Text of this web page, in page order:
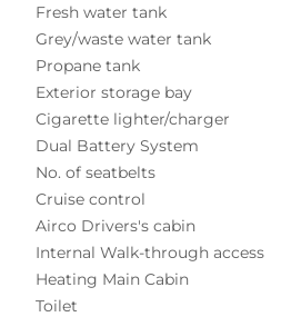
Fresh water tank
Grey/waste water tank
Propane tank
Exterior storage bay
Cigarette lighter/charger
Dual Battery System
No. of seatbelts
Cruise control
Airco Drivers's cabin
Internal Walk-through access
Heating Main Cabin
Toilet